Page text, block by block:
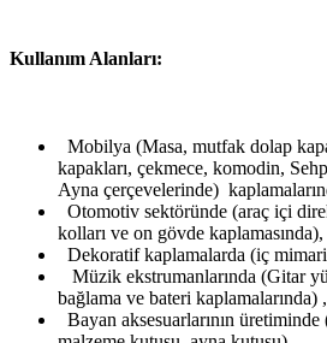
Kullanım Alanları:
Mobilya (Masa, mutfak dolap
kapakları, çekmece, komodin,
Ayna çerçevelerinde)
Otomotiv sektöründe (araç içi
kolları ve on gövde kaplamasında),
Dekoratif kaplamalarda (iç
Müzik ekstrumanlarında (Gitar
bağlama ve bateri kaplamalarında) ,
Bayan aksesuarlarının üretiminde